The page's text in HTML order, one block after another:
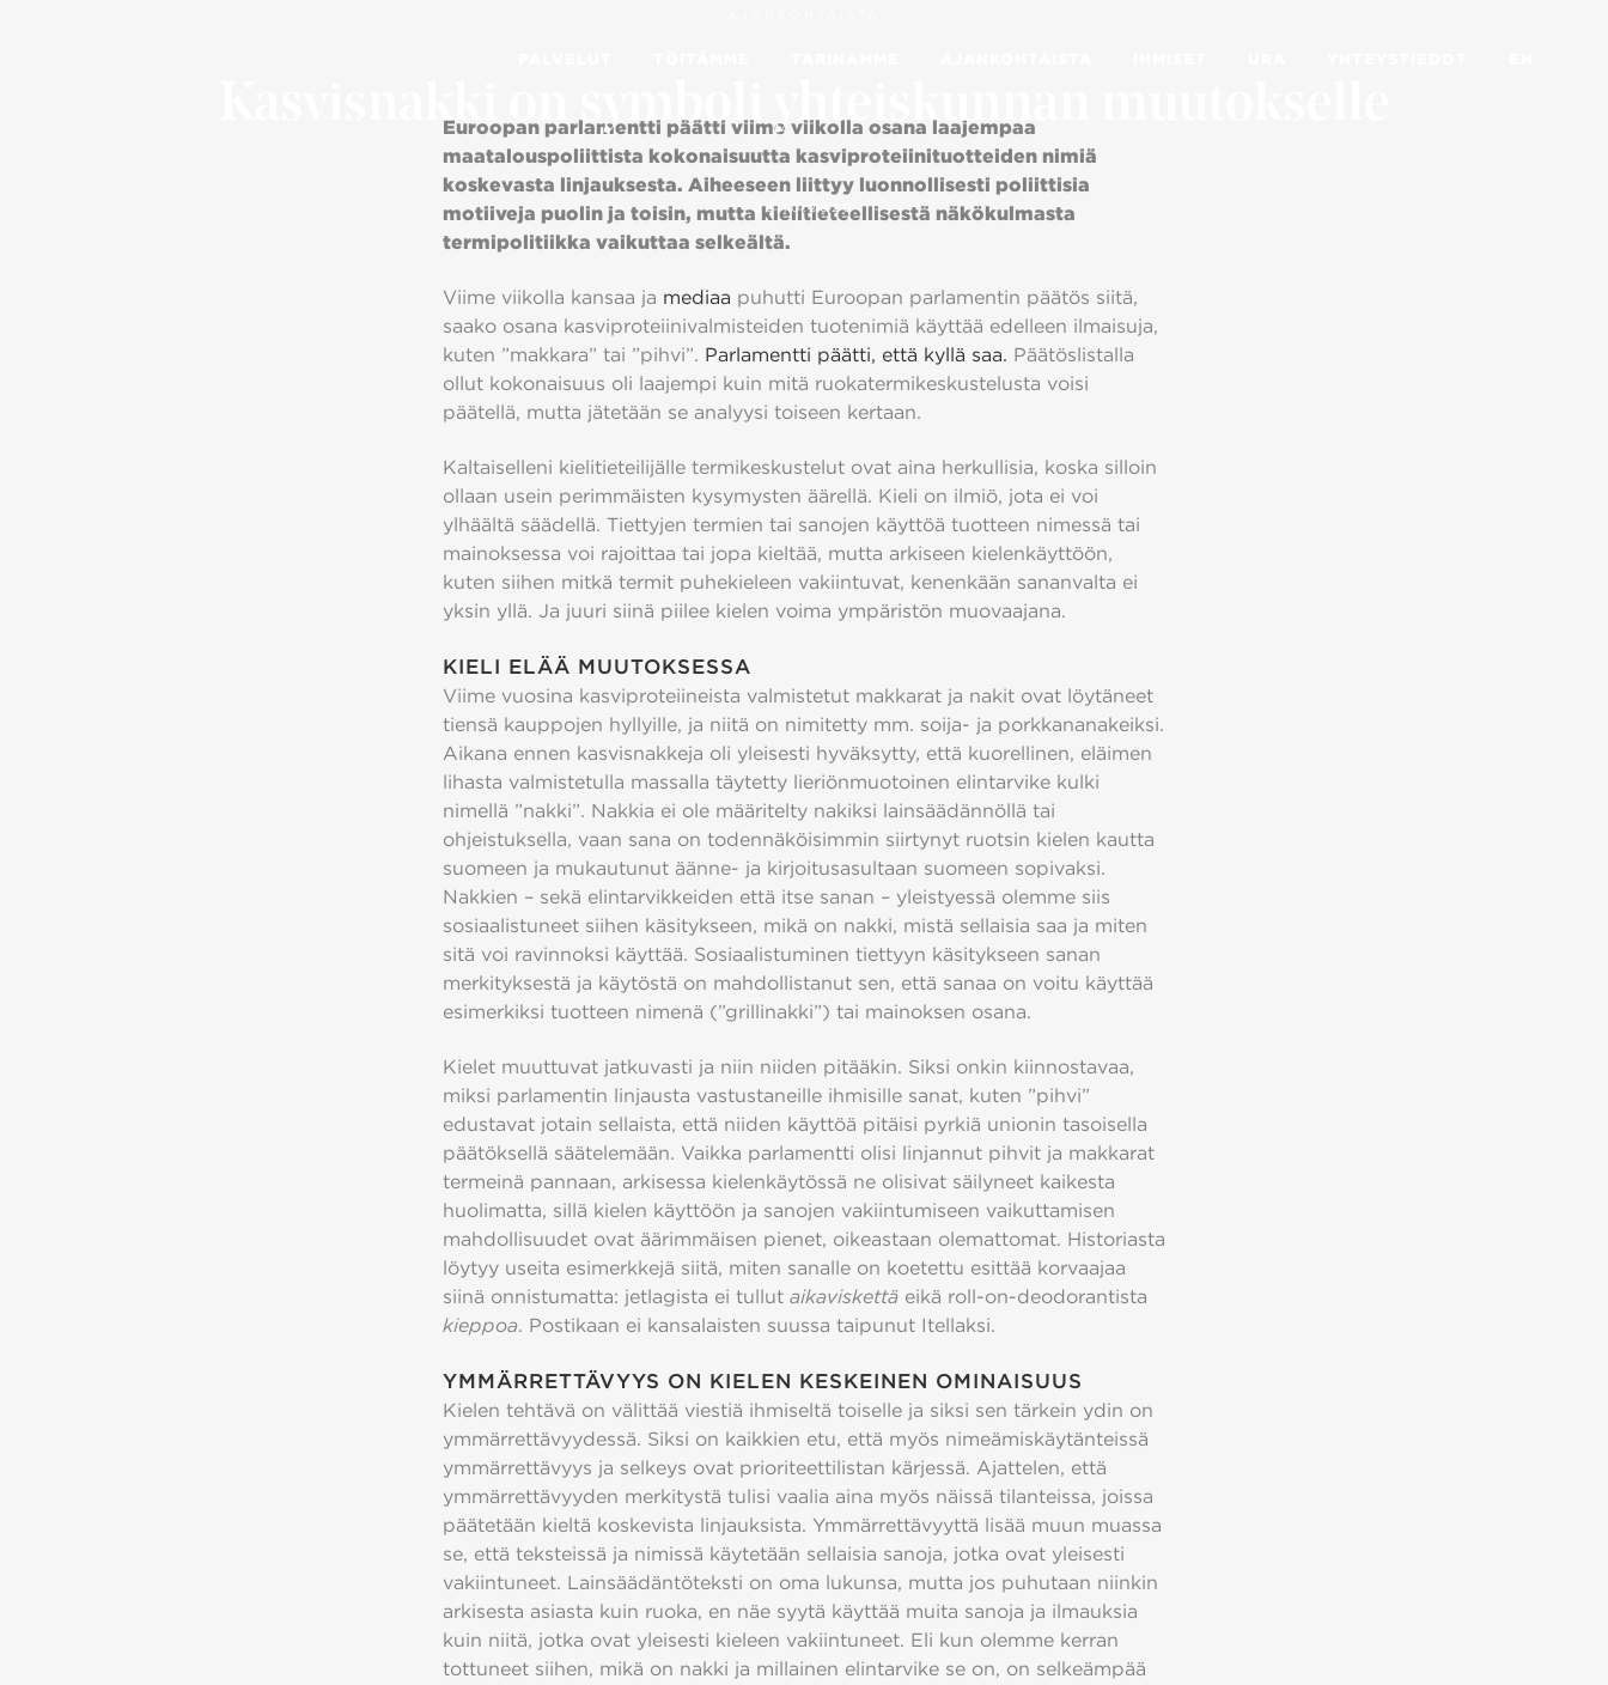
Kasvisnakki on symboli yhteiskunnan muutokselle
28.10.2020
Euroopan parlamentti päätti viime viikolla osana laajempaa
maatalouspoliittista kokonaisuutta kasviproteiinituotteiden nimiä
koskevasta linjauksesta. Aiheeseen liittyy luonnollisesti poliittisia
motiiveja puolin ja toisin, mutta kielitieteellisestä näkökulmasta
termipolitiikka vaikuttaa selkeältä.
Viime viikolla kansaa ja mediaa puhutti Euroopan parlamentin päätös siitä,
saako osana kasviproteiinivalmisteiden tuotenimiä käyttää edelleen ilmaisuja,
kuten ”makkara” tai ”pihvi”. Parlamentti päätti, että kyllä saa. Päätöslistalla
ollut kokonaisuus oli laajempi kuin mitä ruokatermikeskustelusta voisi
päätellä, mutta jätetään se analyysi toiseen kertaan.
Kaltaiselleni kielitieteilijälle termikeskustelut ovat aina herkullisia, koska silloin
ollaan usein perimmäisten kysymysten äärellä. Kieli on ilmiö, jota ei voi
ylhäältä säädellä. Tiettyjen termien tai sanojen käyttöä tuotteen nimessä tai
mainoksessa voi rajoittaa tai jopa kieltää, mutta arkiseen kielenkäyttöön,
kuten siihen mitkä termit puhekieleen vakiintuvat, kenenkään sananvalta ei
yksin yllä. Ja juuri siinä piilee kielen voima ympäristön muovaajana.
KIELI ELÄÄ MUUTOKSESSA
Viime vuosina kasviproteiineista valmistetut makkarat ja nakit ovat löytäneet
tiensä kauppojen hyllyille, ja niitä on nimitetty mm. soija- ja porkkananakeiksi.
Aikana ennen kasvisnakkeja oli yleisesti hyväksytty, että kuorellinen, eläimen
lihasta valmistetulla massalla täytetty lieriönmuotoinen elintarvike kulki
nimellä ”nakki”. Nakkia ei ole määritelty nakiksi lainsäädännöllä tai
ohjeistuksella, vaan sana on todennäköisimmin siirtynyt ruotsin kielen kautta
suomeen ja mukautunut äänne- ja kirjoitusasultaan suomeen sopivaksi.
Nakkien – sekä elintarvikkeiden että itse sanan – yleistyessä olemme siis
sosiaalistuneet siihen käsitykseen, mikä on nakki, mistä sellaisia saa ja miten
sitä voi ravinnoksi käyttää. Sosiaalistuminen tiettyyn käsitykseen sanan
merkityksestä ja käytöstä on mahdollistanut sen, että sanaa on voitu käyttää
esimerkiksi tuotteen nimenä (”grillinakki”) tai mainoksen osana.
Kielet muuttuvat jatkuvasti ja niin niiden pitääkin. Siksi onkin kiinnostavaa,
miksi parlamentin linjausta vastustaneille ihmisille sanat, kuten ”pihvi”
edustavat jotain sellaista, että niiden käyttöä pitäisi pyrkiä unionin tasoisella
päätöksellä säätelemään. Vaikka parlamentti olisi linjannut pihvit ja makkarat
termeinä pannaan, arkisessa kielenkäytössä ne olisivat säilyneet kaikesta
huolimatta, sillä kielen käyttöön ja sanojen vakiintumiseen vaikuttamisen
mahdollisuudet ovat äärimmäisen pienet, oikeastaan olemattomat. Historiasta
löytyy useita esimerkkejä siitä, miten sanalle on koetettu esittää korvaajaa
siinä onnistumatta: jetlagista ei tullut aikaviskettäeikä roll-on-deodorantista
kieppoa. Postikaan ei kansalaisten suussa taipunut Itellaksi.
YMMÄRRETTÄVYYS ON KIELEN KESKEINEN OMINAISUUS
Kielen tehtävä on välittää viestiä ihmiseltä toiselle ja siksi sen tärkein ydin on
ymmärrettävyydessä. Siksi on kaikkien etu, että myös nimeämiskäytänteissä
ymmärrettävyys ja selkeys ovat prioriteettilistan kärjessä. Ajattelen, että
ymmärrettävyyden merkitystä tulisi vaalia aina myös näissä tilanteissa, joissa
päätetään kieltä koskevista linjauksista. Ymmärrettävyyttä lisää muun muassa
se, että teksteissä ja nimissä käytetään sellaisia sanoja, jotka ovat yleisesti
vakiintuneet. Lainsäädäntöteksti on oma lukunsa, mutta jos puhutaan niinkin
arkisesta asiasta kuin ruoka, en näe syytä käyttää muita sanoja ja ilmauksia
kuin niitä, jotka ovat yleisesti kieleen vakiintuneet. Eli kun olemme kerran
tottuneet siihen, mikä on nakki ja millainen elintarvike se on, on selkeämpää